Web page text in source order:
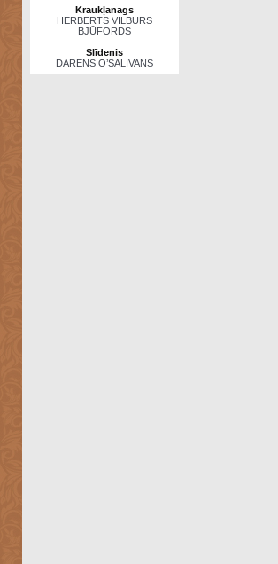
Kraukļanags
HERBERTS VILBURS
BJŪFORDS
Slīdenis
DARENS O’SALIVANS